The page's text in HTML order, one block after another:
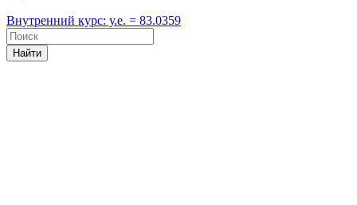
Внутренний курс: у.е. = 83.0359
Найти